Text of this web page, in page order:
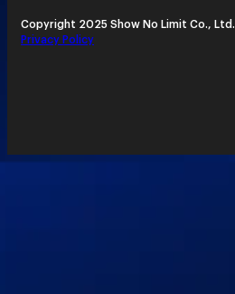
Copyright 2025 Show No Limit Co., Ltd.
Privacy Policy